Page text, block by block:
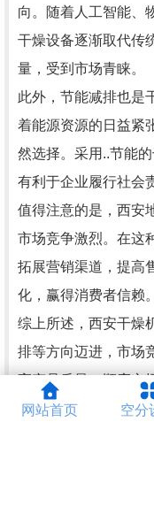
向。随着人工智能、
干燥设备逐渐取代传
量，受到市场青睐。
此外，节能减排也是
着能源资源的日益紧
然选择。采用..节能
有利于企业履行社会
值得注意的是，西安
市场竞争激烈。在这
拓展营销渠道，提高
化，赢得消费者信赖。
综上所述，西安干燥
排等方向迈进，市场
高产品质量，顺应市
于不败之地。
网站首页 空分